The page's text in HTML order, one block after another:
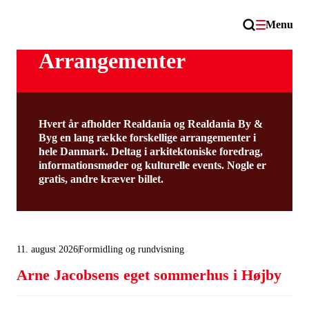
Menu
Arrangementer
Hvert år afholder Realdania og Realdania By &
Byg en lang række forskellige arrangementer i
hele Danmark. Deltag i arkitektoniske foredrag,
informationsmøder og kulturelle events. Nogle er
gratis, andre kræver billet.
11. august 2026Formidling og rundvisning
Arne Jacobsens eget sommerhus i Højby